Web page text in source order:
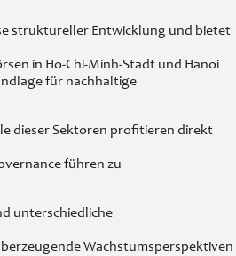
struktureller Entwicklung und bietet
in Ho-Chi-Minh-Stadt und Hanoi
für nachhaltige
dieser Sektoren profitieren direkt
führen zu
unterschiedliche
Wachstumsperspektiven